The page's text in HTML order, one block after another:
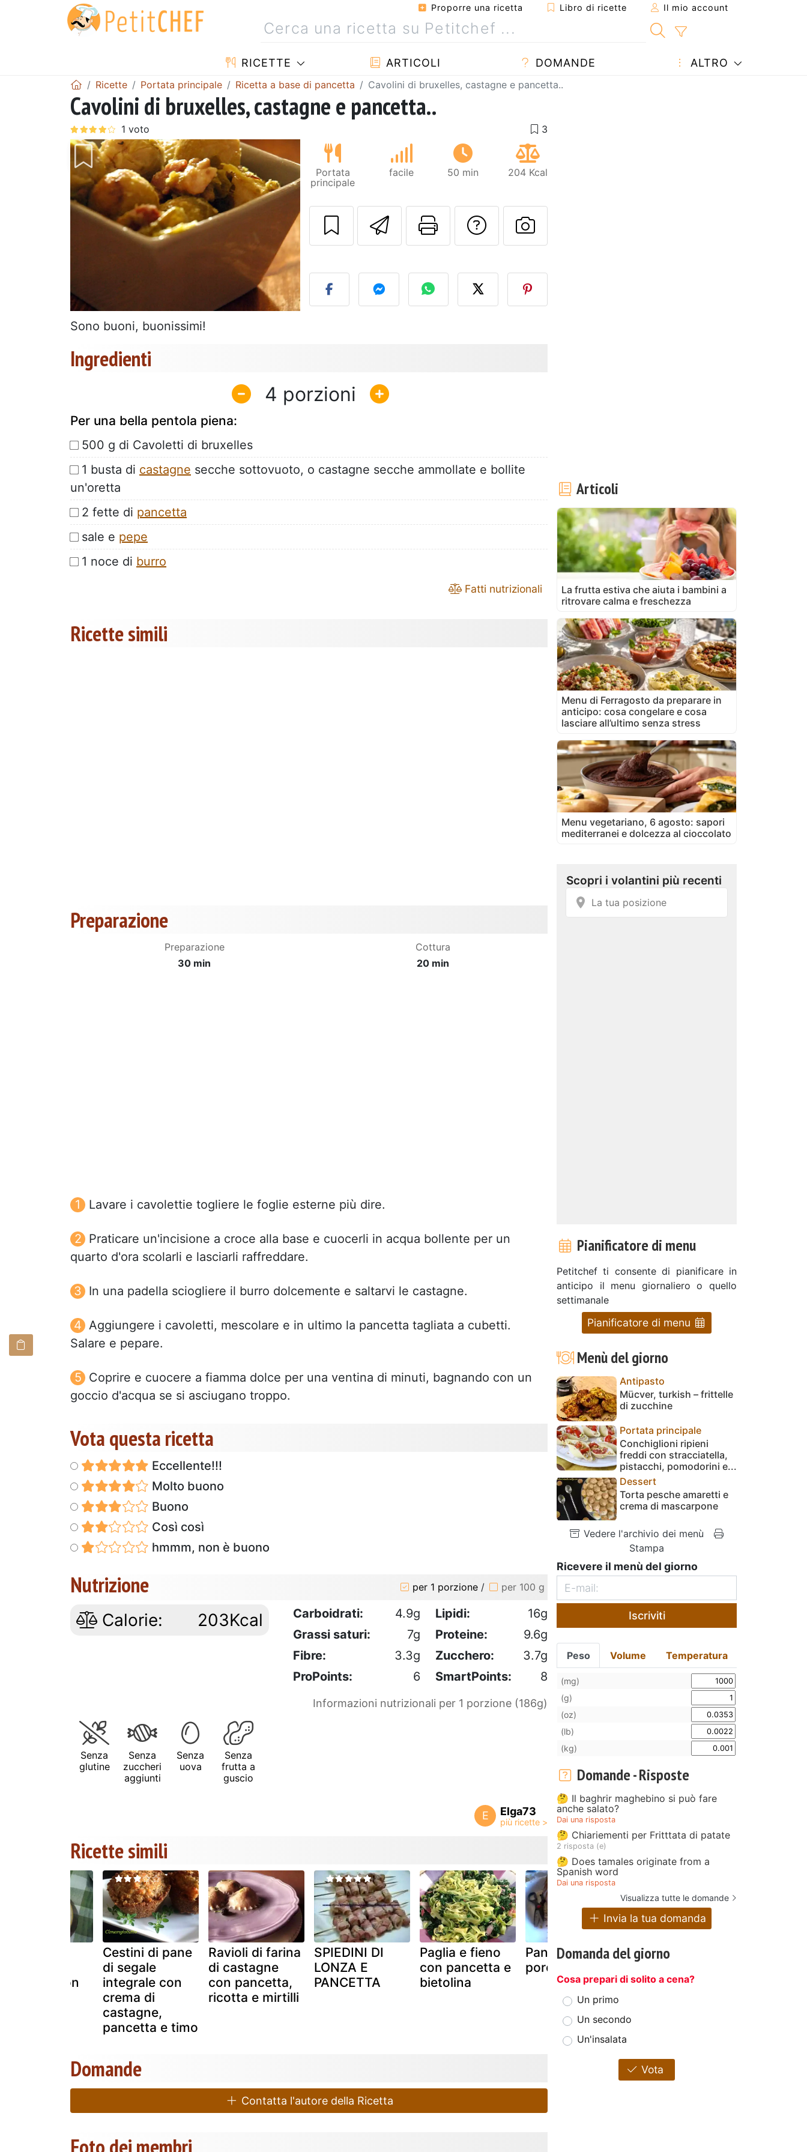
Proporre una ricetta Libro di ricette Il mio account
RICETTE ARTICOLI DOMANDE ALTRO
Ricette Portata principale Ricetta a base di pancetta Cavolini di bruxelles, castagne e pancetta..
Cavolini di bruxelles, castagne e pancetta..
Portata
principale
facile 50 min 204 Kcal
Invia questa ricetta ad un amico
Stampa la ricetta
Contatta l'autore della Ricetta
Pubblica la foto di questa
Sono buoni, buonissimi!
Ingredienti
4
Per una bella pentola piena:
500 g di Cavoletti di bruxelles
1 busta di castagne secche sottovuoto, o castagne secche ammollate e bollite
un'oretta
2 fette di pancetta
sale e pepe
1 noce di burro
Fatti nutrizionali
Ricette simili
Preparazione
Preparazione
30 min
Cottura
20 min
Lavare i cavolettie togliere le foglie esterne più dire.
Praticare un'incisione a croce alla base e cuocerli in acqua bollente per un
quarto d'ora scolarli e lasciarli raffreddare.
In una padella sciogliere il burro dolcemente e saltarvi le castagne.
Aggiungere i cavoletti, mescolare e in ultimo la pancetta tagliata a cubetti.
Salare e pepare.
Coprire e cuocere a fiamma dolce per una ventina di minuti, bagnando con un
goccio d'acqua se si asciugano troppo.
Vota questa ricetta
Eccellente!!!
Molto buono
Buono
Così così
hmmm, non è buono
Nutrizione per 1 porzione / per 100 g
Calorie: 203Kcal Carboidrati: 4.9g Lipidi:
16g
Grassi saturi:
7g Proteine:
9.6g
Fibre:
3.3g Zucchero:
3.7g
ProPoints:
6 SmartPoints: 8
Informazioni nutrizionali per 1 porzione (186g)
Senza
glutine
Senza
zuccheri
aggiunti
Senza
uova
Senza
frutta a
guscio
E Elga73
Ricette simili
con
Cestini di pane
di segale
integrale con
crema di
castagne,
pancetta e timo
Ravioli di farina
di castagne
con pancetta,
ricotta e mirtilli
SPIEDINI DI
LONZA E
PANCETTA
Paglia e fieno
con pancetta e
bietolina
Pancetta
porchettata
Spiedini di
pancetta
Domande
Contatta l'autore della Ricetta
Articoli
La frutta estiva che aiuta i bambini a
ritrovare calma e freschezza
Menu di Ferragosto da preparare in
anticipo: cosa congelare e cosa
lasciare all’ultimo senza stress
Menu vegetariano, 6 agosto: sapori
mediterranei e dolcezza al cioccolato
Pianificatore di menu
Petitchef ti consente di pianificare in
anticipo il menu giornaliero o quello
settimanale
Pianificatore di menu
Menù del giorno
Antipasto
Mücver, turkish – frittelle
di zucchine
Portata principale
Conchiglioni ripieni
freddi con stracciatella,
pistacchi, pomodorini e...
Dessert
Torta pesche amaretti e
crema di mascarpone
Vedere l'archivio dei menù
Stampa
Ricevere il menù del giorno
Iscriviti
Peso Volume Temperatura
(mg)
(g)
(oz)
(lb)
(kg)
Domande - Risposte
🤔 Il baghrir maghebino si può fare
anche salato?
Dai una risposta
🤔 Chiariementi per Fritttata di patate
2 risposta (e)
🤔 Does tamales originate from a
Spanish word
Dai una risposta
Visualizza tutte le domande
Invia la tua domanda
Domanda del giorno
Cosa prepari di solito a cena?
Un primo
Un secondo
Un'insalata
Vota